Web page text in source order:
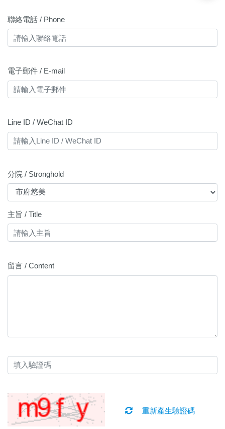
聯絡電話 / Phone
電子郵件 / E-mail
Line ID / WeChat ID
分院 / Stronghold
主旨 / Title
留言 / Content
重新產生驗證碼